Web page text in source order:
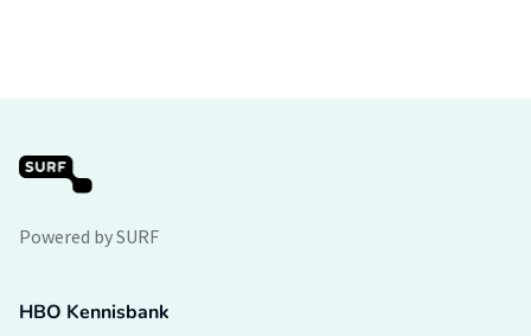
Powered by SURF
HBO Kennisbank